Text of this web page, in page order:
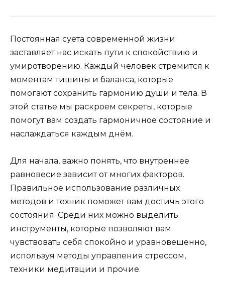
Постоянная суета современной жизни
заставляет нас искать пути к спокойствию и
умиротворению. Каждый человек стремится к
моментам тишины и баланса, которые
помогают сохранить гармонию души и тела. В
этой статье мы раскроем секреты, которые
помогут вам создать гармоничное состояние и
наслаждаться каждым днём.
Для начала, важно понять, что внутреннее
равновесие зависит от многих факторов.
Правильное использование различных
методов и техник поможет вам достичь этого
состояния. Среди них можно выделить
инструменты, которые позволяют вам
чувствовать себя спокойно и уравновешенно,
используя методы управления стрессом,
техники медитации и прочие.